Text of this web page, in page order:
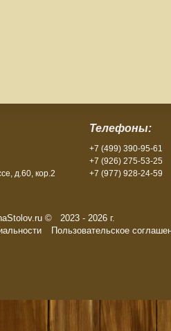
д.60, кор.2
Телефоны:
+7 (499) 390-95-61
+7 (926) 275-53-25
+7 (977) 928-24-59
© 2023 - 2026 г.
Пользовательское